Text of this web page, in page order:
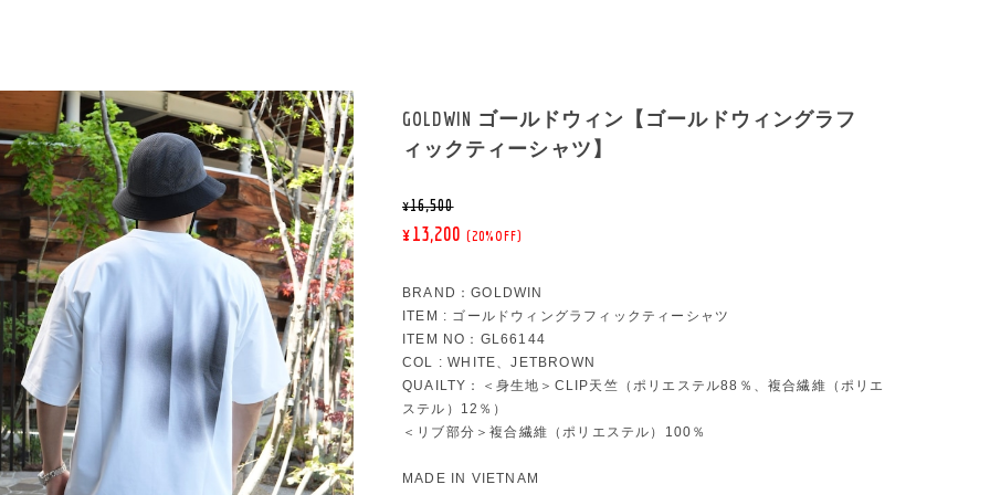
GOLDWIN ゴールドウィン【ゴールドウィングラフ
ィックティーシャツ】
¥16,500
¥13,200 (20%OFF)
BRAND：GOLDWIN
ITEM : ゴールドウィングラフィックティーシャツ
ITEM NO：GL66144
COL : WHITE、JETBROWN
QUAILTY：＜身生地＞CLIP天竺（ポリエステル88％、複合繊維（ポリエ
ステル）12％）
＜リブ部分＞複合繊維（ポリエステル）100％
MADE IN VIETNAM